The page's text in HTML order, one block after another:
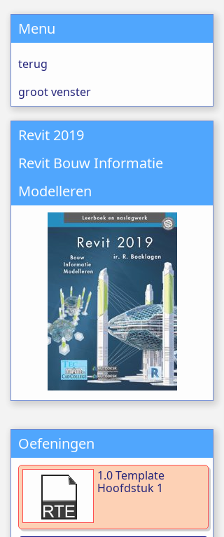
Menu
terug
groot venster
Revit 2019
Revit Bouw Informatie
Modelleren
Oefeningen
1.0 Template
Hoofdstuk 1